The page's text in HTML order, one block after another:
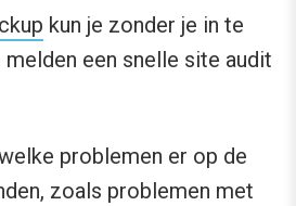
kun je zonder je in te
een snelle site audit
problemen er op de
zoals problemen met